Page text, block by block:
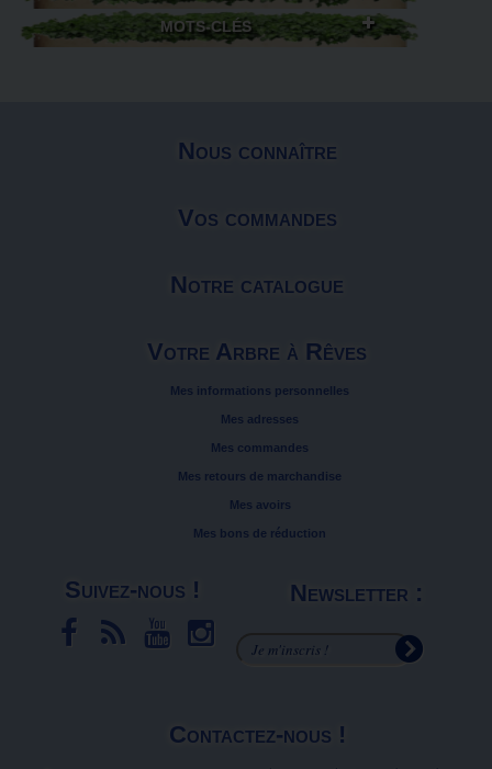
MOTS-CLÉS
Nous connaître
Vos commandes
Notre catalogue
Votre Arbre à Rêves
Mes informations personnelles
Mes adresses
Mes commandes
Mes retours de marchandise
Mes avoirs
Mes bons de réduction
Suivez-nous ! Newsletter :
Contactez-nous !